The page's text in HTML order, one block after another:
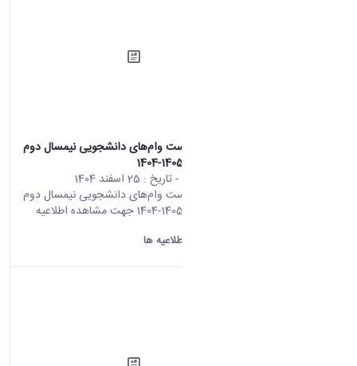
اطلاعیه درخواست وام‌های دانشجویی نیمسال دوم
- تاریخ : 25 اسفند 1404
اطلاعیه درخواست وام‌های دانشجویی نیمسال دوم
سال تحصیلی 1405-1404 جهت مشاهده اطلاعیه
اطلاعیه ها